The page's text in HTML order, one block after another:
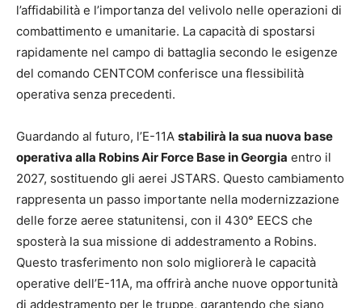
l’affidabilità e l’importanza del velivolo nelle operazioni di
combattimento e umanitarie. La capacità di spostarsi
rapidamente nel campo di battaglia secondo le esigenze
del comando CENTCOM conferisce una flessibilità
operativa senza precedenti.
Guardando al futuro, l’E-11A stabilirà la sua nuova base
operativa alla Robins Air Force Base in Georgia entro il
2027, sostituendo gli aerei JSTARS. Questo cambiamento
rappresenta un passo importante nella modernizzazione
delle forze aeree statunitensi, con il 430° EECS che
sposterà la sua missione di addestramento a Robins.
Questo trasferimento non solo migliorerà le capacità
operative dell’E-11A, ma offrirà anche nuove opportunità
di addestramento per le truppe, garantendo che siano